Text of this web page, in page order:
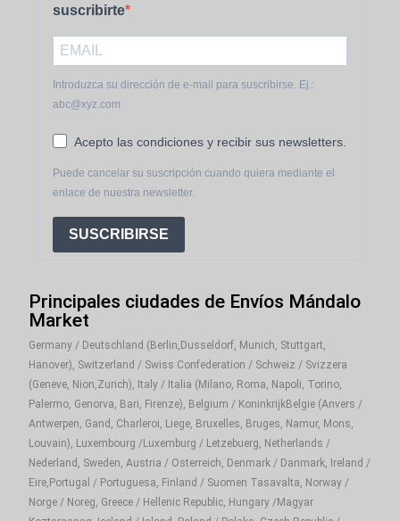
suscribirte
Introduzca su dirección de e-mail para suscribirse. Ej.:
abc@xyz.com
Acepto las condiciones y recibir sus newsletters.
Puede cancelar su suscripción cuando quiera mediante el
enlace de nuestra newsletter.
SUSCRIBIRSE
Principales ciudades de Envíos Mándalo
Market
Germany / Deutschland (Berlin,Dusseldorf, Munich, Stuttgart,
Hanover), Switzerland / Swiss Confederation / Schweiz / Svizzera
(Geneve, Nion,Zurich), Italy / Italia (Milano, Roma, Napoli, Torino,
Palermo, Genorva, Bari, Firenze), Belgium / KoninkrijkBelgie (Anvers /
Antwerpen, Gand, Charleroi, Liege, Bruxelles, Bruges, Namur, Mons,
Louvain), Luxembourg /Luxemburg / Letzebuerg, Netherlands /
Nederland, Sweden, Austria / Osterreich, Denmark / Danmark, Ireland /
Eire,Portugal / Portuguesa, Finland / Suomen Tasavalta, Norway /
Norge / Noreg, Greece / Hellenic Republic, Hungary /Magyar